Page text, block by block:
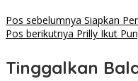
Pos sebelumnya Siapkan
Pos berikutnya Prilly Ikut
Tinggalkan